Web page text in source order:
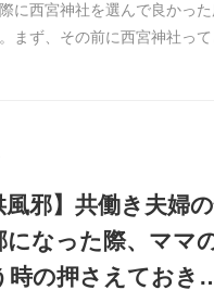
に西宮神社を選んで良かっ
まず、その前に西宮神社って
風邪】共働き夫婦
になった際、ママ
時の押さえておき